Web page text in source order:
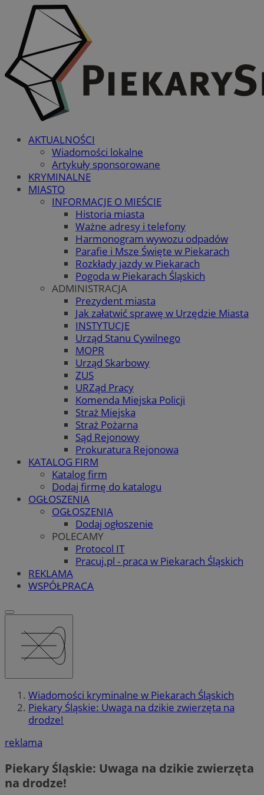
AKTUALNOŚCI
Wiadomości lokalne
Artykuły sponsorowane
KRYMINALNE
MIASTO
INFORMACJE O MIEŚCIE
Historia miasta
Ważne adresy i telefony
Harmonogram wywozu odpadów
Parafie i Msze Święte w Piekarach
Rozkłady jazdy w Piekarach
Pogoda w Piekarach Śląskich
ADMINISTRACJA
Prezydent miasta
Jak załatwić sprawę w Urzędzie Miasta
INSTYTUCJE
Urząd Stanu Cywilnego
MOPR
Urząd Skarbowy
ZUS
URZąd Pracy
Komenda Miejska Policji
Straż Miejska
Straż Pożarna
Sąd Rejonowy
Prokuratura Rejonowa
KATALOG FIRM
Katalog firm
Dodaj firmę do katalogu
OGŁOSZENIA
OGŁOSZENIA
Dodaj ogłoszenie
POLECAMY
Protocol IT
Pracuj.pl - praca w Piekarach Śląskich
REKLAMA
WSPÓŁPRACA
Wiadomości kryminalne w Piekarach Śląskich
Piekary Śląskie: Uwaga na dzikie zwierzęta na
drodze!
reklama
Piekary Śląskie: Uwaga na dzikie zwierzęta
na drodze!